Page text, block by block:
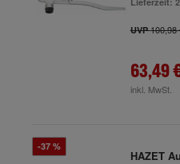
UVP100,98
63,49
inkl. MwSt.
-37 %
HAZET